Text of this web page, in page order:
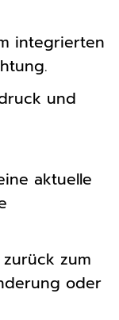
integrierten
und
aktuelle
zum
oder